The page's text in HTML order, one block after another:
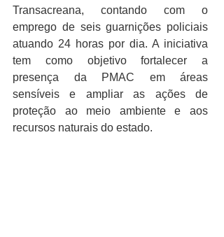
Transacreana, contando com o
emprego de seis guarnições policiais
atuando 24 horas por dia. A iniciativa
tem como objetivo fortalecer a
presença da PMAC em áreas
sensíveis e ampliar as ações de
proteção ao meio ambiente e aos
recursos naturais do estado.